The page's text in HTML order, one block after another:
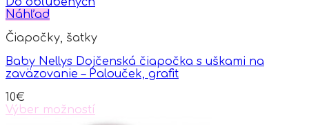
Náhľad
Čiapočky, šatky
Baby Nellys Dojčenská čiapočka s uškami na
zaväzovanie – Palouček, grafit
10€
Výber možností